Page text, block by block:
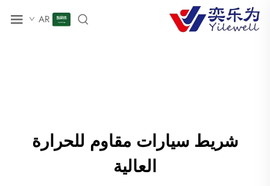
AR
شريط سيارات مقاوم للحرارة
العالية